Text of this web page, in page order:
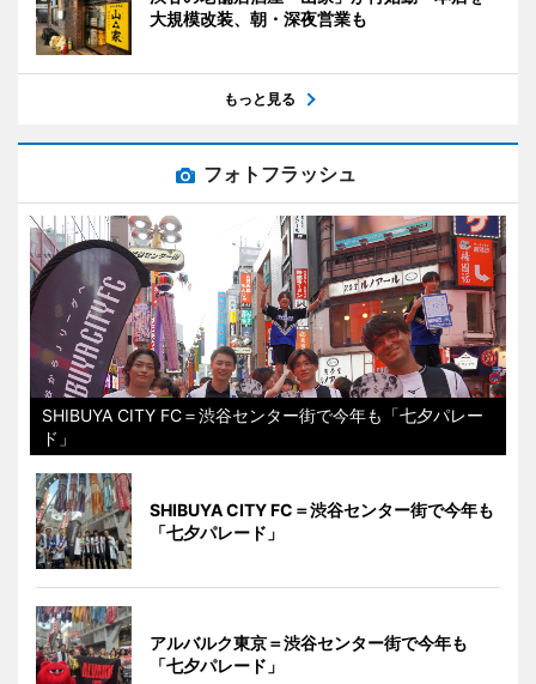
大規模改装、朝・深夜営業も
もっと見る
フォトフラッシュ
SHIBUYA CITY FC＝渋谷センター街で今年も「七夕パレー
ド」
SHIBUYA CITY FC＝渋谷センター街で今年も
「七夕パレード」
アルバルク東京＝渋谷センター街で今年も
「七夕パレード」